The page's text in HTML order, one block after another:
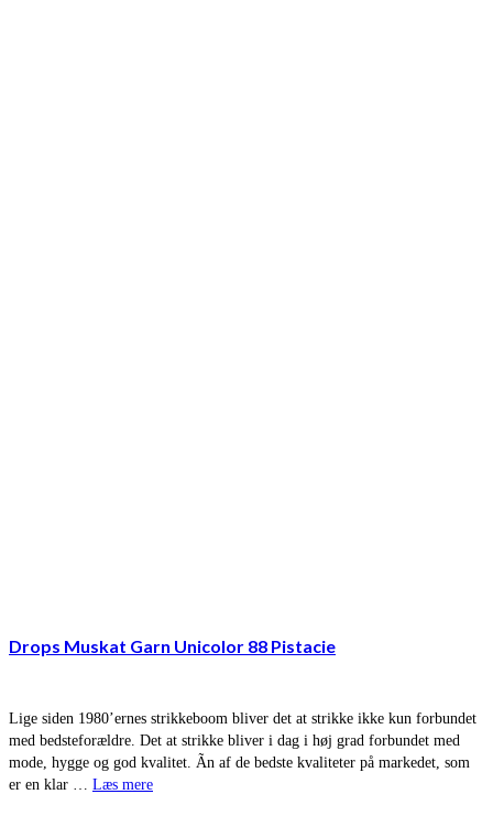
Drops Muskat Garn Unicolor 88 Pistacie
Lige siden 1980’ernes strikkeboom bliver det at strikke ikke kun forbundet
med bedsteforældre. Det at strikke bliver i dag i høj grad forbundet med
mode, hygge og god kvalitet. Ãn af de bedste kvaliteter på markedet, som
er en klar … Læs mere